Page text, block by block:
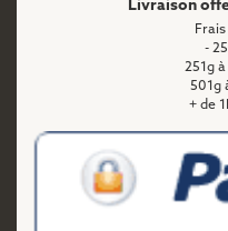
Livraison
-
251g
501g
+ de